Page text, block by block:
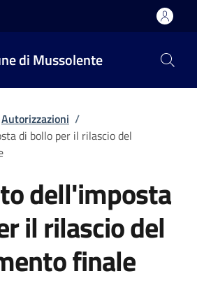
di Mussolente
Autorizzazioni /
di bollo per il rilascio del
dell'imposta
il rilascio del
finale